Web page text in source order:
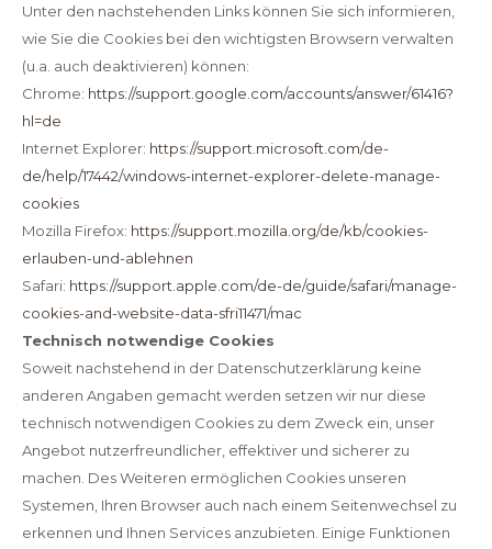
Unter den nachstehenden Links können Sie sich informieren,
wie Sie die Cookies bei den wichtigsten Browsern verwalten
(u.a. auch deaktivieren) können:
Chrome: https://support.google.com/accounts/answer/61416?
hl=de
Internet Explorer: https://support.microsoft.com/de-
de/help/17442/windows-internet-explorer-delete-manage-
cookies
Mozilla Firefox: https://support.mozilla.org/de/kb/cookies-
erlauben-und-ablehnen
Safari: https://support.apple.com/de-de/guide/safari/manage-
cookies-and-website-data-sfri11471/mac
Technisch notwendige Cookies
Soweit nachstehend in der Datenschutzerklärung keine
anderen Angaben gemacht werden setzen wir nur diese
technisch notwendigen Cookies zu dem Zweck ein, unser
Angebot nutzerfreundlicher, effektiver und sicherer zu
machen. Des Weiteren ermöglichen Cookies unseren
Systemen, Ihren Browser auch nach einem Seitenwechsel zu
erkennen und Ihnen Services anzubieten. Einige Funktionen